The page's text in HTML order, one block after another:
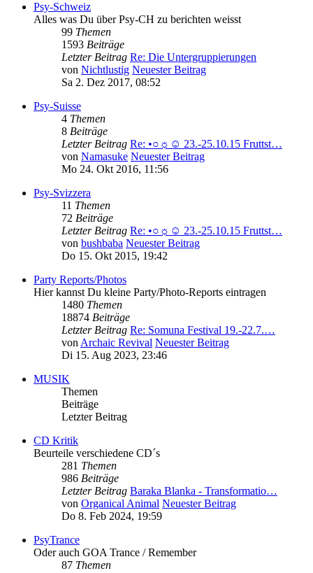
Psy-Schweiz
Alles was Du über Psy-CH zu berichten weisst
99 Themen
1593 Beiträge
Letzter Beitrag Re: Die Untergruppierungen
von Nichtlustig Neuester Beitrag
Sa 2. Dez 2017, 08:52
Psy-Suisse
4 Themen
8 Beiträge
Letzter Beitrag Re: •○☼☺ 23.-25.10.15 Fruttst…
von Namasuke Neuester Beitrag
Mo 24. Okt 2016, 11:56
Psy-Svizzera
11 Themen
72 Beiträge
Letzter Beitrag Re: •○☼☺ 23.-25.10.15 Fruttst…
von bushbaba Neuester Beitrag
Do 15. Okt 2015, 19:42
Party Reports/Photos
Hier kannst Du kleine Party/Photo-Reports eintragen
1480 Themen
18874 Beiträge
Letzter Beitrag Re: Somuna Festival 19.-22.7.…
vonArchaic Revival Neuester Beitrag
Di 15. Aug 2023, 23:46
MUSIK
Themen
Beiträge
Letzter Beitrag
CD Kritik
Beurteile verschiedene CD´s
281 Themen
986 Beiträge
Letzter Beitrag Baraka Blanka - Transformatio…
von Organical Animal Neuester Beitrag
Do 8. Feb 2024, 19:59
PsyTrance
Oder auch GOA Trance / Remember
87 Themen